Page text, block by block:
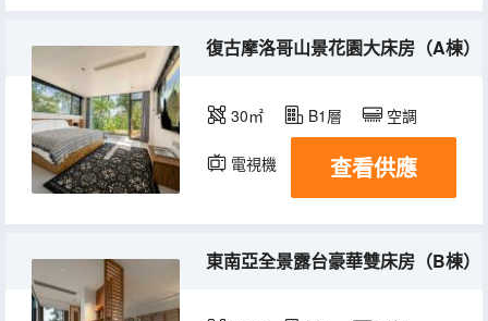
復古摩洛哥山景花園大床房（A棟）
30㎡ B1層 空調
電視機 查看供應
東南亞全景露台豪華雙床房（B棟）